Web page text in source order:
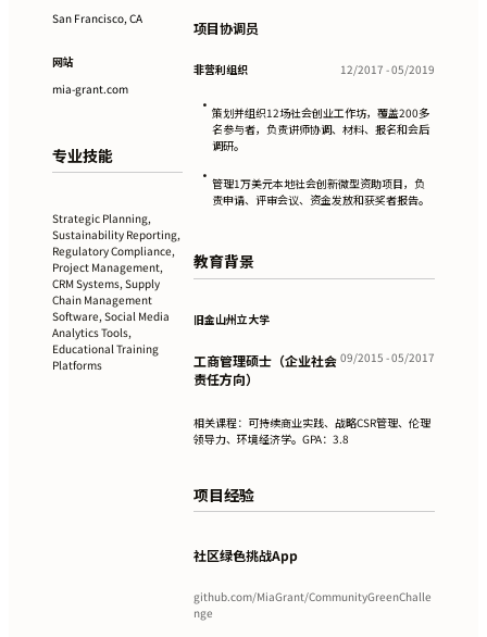
San Francisco, CA
网站
mia-grant.com
专业技能
Strategic Planning,
Sustainability Reporting,
Regulatory Compliance,
Project Management,
CRM Systems, Supply
Chain Management
Software, Social Media
Analytics Tools,
Educational Training
Platforms
项目协调员
非营利组织 12/2017 - 05/2019
• 策划并组织12场社会创业工作坊，覆盖200多
名参与者，负责讲师协调、材料、报名和会后
调研。
• 管理1万美元本地社会创新微型资助项目，负
责申请、评审会议、资金发放和获奖者报告。
教育背景
旧金山州立大学
工商管理硕士（企业社会
责任方向）
09/2015 - 05/2017
相关课程：可持续商业实践、战略CSR管理、伦理
领导力、环境经济学。GPA：3.8
项目经验
社区绿色挑战App
github.com/MiaGrant/CommunityGreenChalle
nge